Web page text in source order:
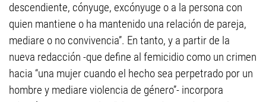
descendiente, cónyuge, excónyuge o a la persona con
quien mantiene o ha mantenido una relación de pareja,
mediare o no convivencia”. En tanto, y a partir de la
nueva redacción -que define al femicidio como un crimen
hacia “una mujer cuando el hecho sea perpetrado por un
hombre y mediare violencia de género”- incorpora